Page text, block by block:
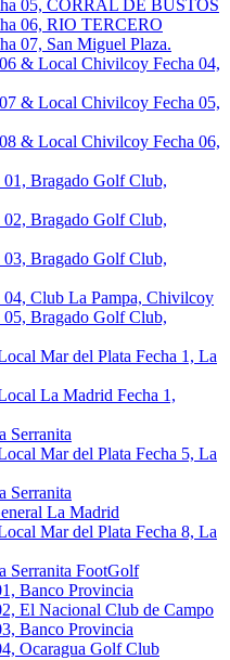
05, CORRAL DE BUSTOS
06, RIO TERCERO
07, San Miguel Plaza.
& Local Chivilcoy Fecha 04,
& Local Chivilcoy Fecha 05,
& Local Chivilcoy Fecha 06,
Bragado Golf Club,
Bragado Golf Club,
Bragado Golf Club,
Club La Pampa, Chivilcoy
Bragado Golf Club,
Mar del Plata Fecha 1, La
La Madrid Fecha 1,
Serranita
Mar del Plata Fecha 5, La
Serranita
La Madrid
Mar del Plata Fecha 8, La
Serranita FootGolf
Banco Provincia
El Nacional Club de Campo
Banco Provincia
Ocaragua Golf Club